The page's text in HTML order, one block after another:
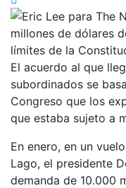
El acuerdo al que
subordinados se
Congreso que los
que estaba sujeto a
En enero, en un
Lago, el presidente
demanda de 10.000